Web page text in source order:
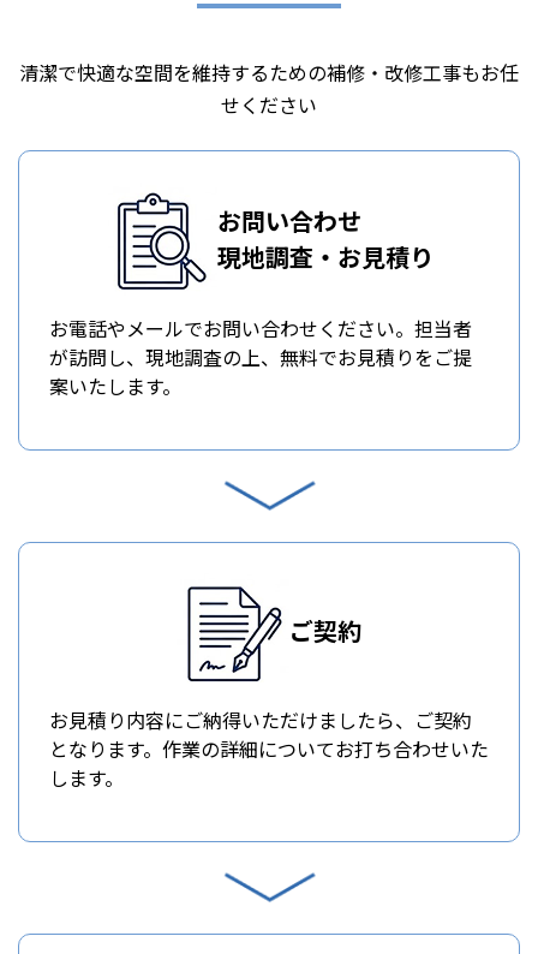
清潔で快適な空間を維持するための補修・改修工事もお任
せください
お問い合わせ
現地調査・お見積り
お電話やメールでお問い合わせください。担当者
が訪問し、現地調査の上、無料でお見積りをご提
案いたします。
ご契約
お見積り内容にご納得いただけましたら、ご契約
となります。作業の詳細についてお打ち合わせいた
します。